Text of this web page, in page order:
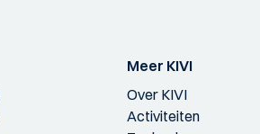
Meer KIVI
Over KIVI
Activiteiten